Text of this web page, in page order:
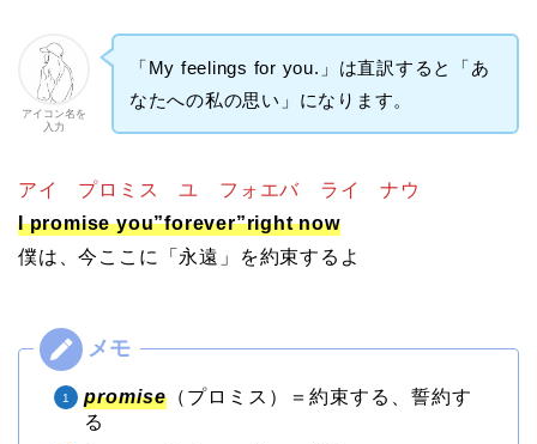
アイコン名を
入力
「My feelings for you.」は直訳すると「あ
なたへの私の思い」になります。
アイ プロミス ユ フォエバ ライ ナウ
I promise you”forever”right now
僕は、今ここに「永遠」を約束するよ
promise （プロミス）＝約束する、誓約す
る